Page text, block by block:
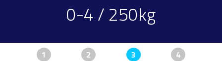
0-4 / 250kg
1 2 3 4